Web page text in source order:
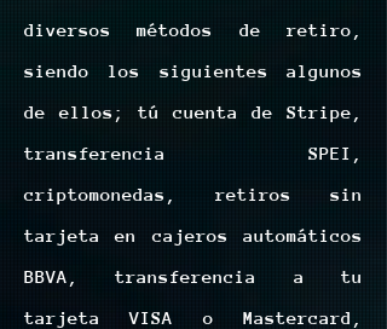
diversos métodos de retiro,
siendo los siguientes algunos
de ellos; tú cuenta de Stripe,
transferencia SPEI,
criptomonedas, retiros sin
tarjeta en cajeros automáticos
BBVA, transferencia a tu
tarjeta VISA o Mastercard,